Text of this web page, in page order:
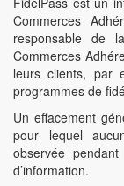
Commerces
responsable de
Commerces
leurs clients, par
programmes de
Un effacement
pour lequel
observée
d’information.